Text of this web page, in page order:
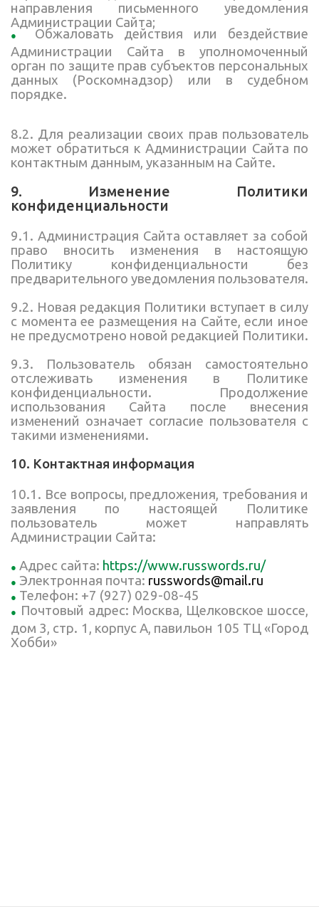
направления письменного уведомления
Администрации Сайта;
Обжаловать действия или бездействие
Администрации Сайта в уполномоченный
орган по защите прав субъектов персональных
данных (Роскомнадзор) или в судебном
порядке.
8.2. Для реализации своих прав пользователь
может обратиться к Администрации Сайта по
контактным данным, указанным на Сайте.
9. Изменение Политики
конфиденциальности
9.1. Администрация Сайта оставляет за собой
право вносить изменения в настоящую
Политику конфиденциальности без
предварительного уведомления пользователя.
9.2. Новая редакция Политики вступает в силу
с момента ее размещения на Сайте, если иное
не предусмотрено новой редакцией Политики.
9.3. Пользователь обязан самостоятельно
отслеживать изменения в Политике
конфиденциальности. Продолжение
использования Сайта после внесения
изменений означает согласие пользователя с
такими изменениями.
10. Контактная информация
10.1. Все вопросы, предложения, требования и
заявления по настоящей Политике
пользователь может направлять
Администрации Сайта:
Адрес сайта: https://www.russwords.ru/
Электронная почта: russwords@mail.ru
Телефон: +7 (927) 029-08-45
Почтовый адрес: Москва, Щелковское шоссе,
дом 3, стр. 1, корпус А, павильон 105 ТЦ «Город
Хобби»